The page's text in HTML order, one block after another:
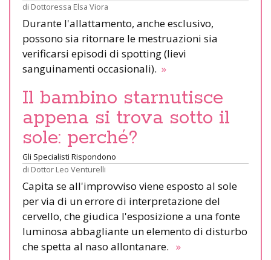
di Dottoressa Elsa Viora
Durante l'allattamento, anche esclusivo,
possono sia ritornare le mestruazioni sia
verificarsi episodi di spotting (lievi
sanguinamenti occasionali). »
Il bambino starnutisce
appena si trova sotto il
sole: perché?
Gli Specialisti Rispondono
di Dottor Leo Venturelli
Capita se all'improvviso viene esposto al sole
per via di un errore di interpretazione del
cervello, che giudica l'esposizione a una fonte
luminosa abbagliante un elemento di disturbo
che spetta al naso allontanare. »